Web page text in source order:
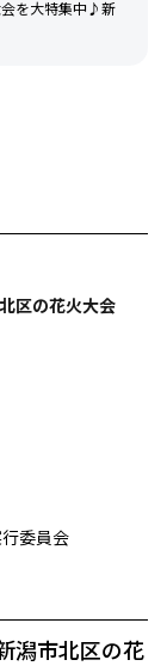
会を大特集中♪新
区の花火大会
委員会
潟市北区の花